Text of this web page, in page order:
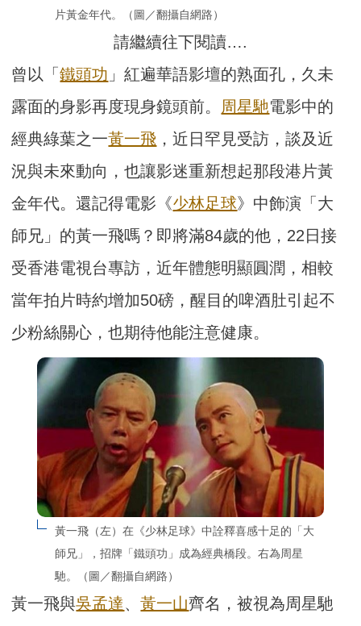
片黃金年代。（圖／翻攝自網路）
請繼續往下閱讀….
曾以「鐵頭功 」紅遍華語影壇的熟面孔，久未
露面的身影再度現身鏡頭前。 周星馳電影中的
經典綠葉之一黃一飛 ，近日罕見受訪，談及近
況與未來動向，也讓影迷重新想起那段港片黃
金年代。還記得電影《少林足球》中飾演「大
師兄」的黃一飛嗎？即將滿84歲的他，22日接
受香港電視台專訪，近年體態明顯圓潤，相較
當年拍片時約增加50磅，醒目的啤酒肚引起不
少粉絲關心，也期待他能注意健康。
黃一飛（左）在《少林足球》中詮釋喜感十足的「大
師兄」，招牌「鐵頭功」成為經典橋段。右為周星
馳。（圖／翻攝自網路）
黃一飛與吳孟達、黃一山齊名，被視為周星馳